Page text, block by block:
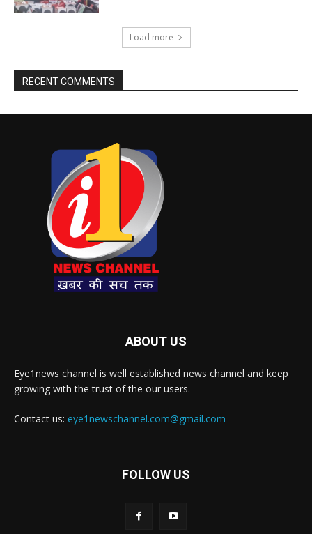
Load more
RECENT COMMENTS
ABOUT US
Eye1news channel is well established news channel and keep
growing with the trust of the our users.
Contact us: eye1newschannel.com@gmail.com
FOLLOW US